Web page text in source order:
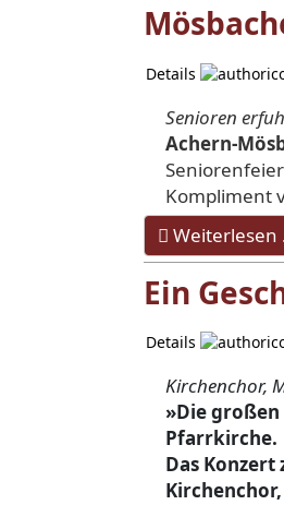
Details
Senioren
Achern-
Kompliment
Weiterlesen
Ein
Details
Kirchenchor,
»Die
Pfarrkirche.
Das Konzert